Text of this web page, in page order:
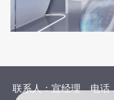
联系人：宣经理 电